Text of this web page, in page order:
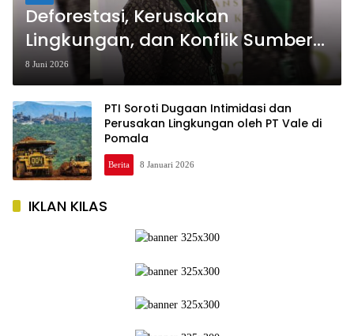
Deforestasi, Kerusakan
Lingkungan, dan Konflik Sumber
Daya Alam di Indonesia
8 Juni 2026
PTI Soroti Dugaan Intimidasi dan
Perusakan Lingkungan oleh PT Vale di
Pomala
Berita 8 Januari 2026
IKLAN KILAS